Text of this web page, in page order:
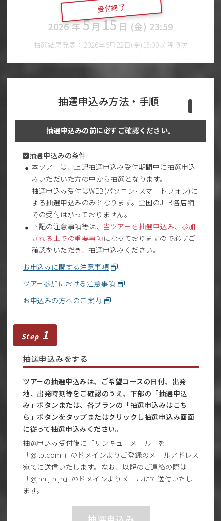
〜
2026 年5月 15 日 (金) 23:59
受付終了
抽選結果発表：2026年5月22日(金)15:00以降順次
抽選申込み方法・手順
抽選申込みの前に必ずご確認ください。
抽選申込みの条件
本ツアーは、上記抽選申込み受付期間中に抽選申込
みいただいた方の中から抽選となります。
抽選申込み受付はWEB(パソコン･スマートフォン)に
よる抽選申込みのみとなります。全国のJTB各店舗
での受付は承っておりません。
下記の注意事項等は、 当ツアーを抽選申込み、参加
される上での重要事項になっておりますので必ずご
確認をいただき、抽選申込みください。
お申込みに関する注意事項
ツアー参加における注意事項
お申込みの方へのご案内
Step 1
抽選申込みをする
ツアーの抽選申込みは、ご希望コースの日付、出発
地、出発時刻等をご確認のうえ、下部の「抽選申込
み」ボタンまたは、各プランの「抽選申込みはこち
ら」ボタンをタップまたはクリックし抽選申込み画面
に従って抽選申込みください。
抽選申込み受付後に「サンキューメール」を
「@jtb.com 」のドメインよりご登録のメールアドレス
宛てに送信いたします。なお、以降のご連絡の際は
「@jbn.jtb.jp」のドメインよりメールにて送付いたし
ます。